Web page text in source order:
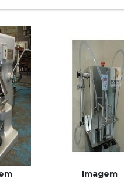
e excelência em uma
A Vitta Reatores foca
em pr...
Imagem